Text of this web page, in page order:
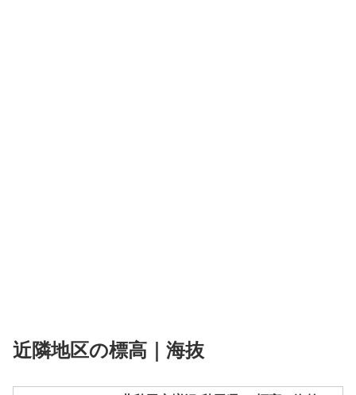
近隣地区の標高｜海抜